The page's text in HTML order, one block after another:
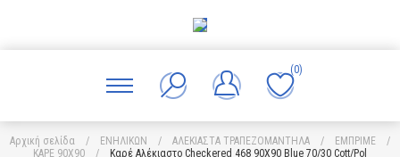
(0)
Αρχική σελίδα / ΕΝΗΛΙΚΩΝ / ΑΛΕΚΙΑΣΤΑ ΤΡΑΠΕΖΟΜΑΝΤΗΛΑ / ΕΜΠΡΙΜΕ
/
ΚΑΡΕ 90X90
/ Καρέ Αλέκιαστο Checkered 468 90X90 Blue 70/30 Cott/Pol